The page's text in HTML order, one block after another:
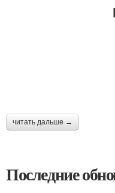
читать дальше →
Последние